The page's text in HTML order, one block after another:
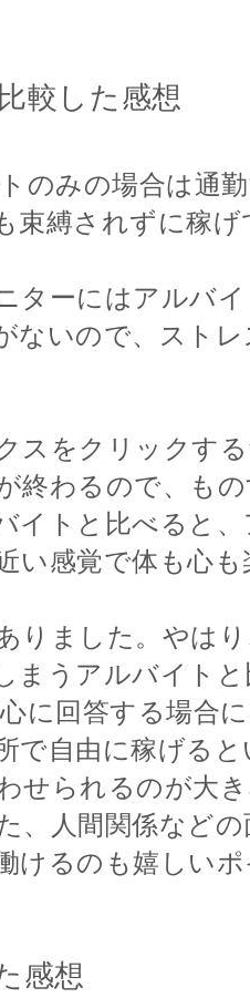
較した感想
のみの場合は通
束縛されずに稼
ターにはアルバ
ないので、スト
スをクリックす
終わるので、も
イトと比べると
い感覚で体も心
りました。やは
まうアルバイト
に回答する場合
で自由に稼げる
せられるのが大
、人間関係など
けるのも嬉しい
感想